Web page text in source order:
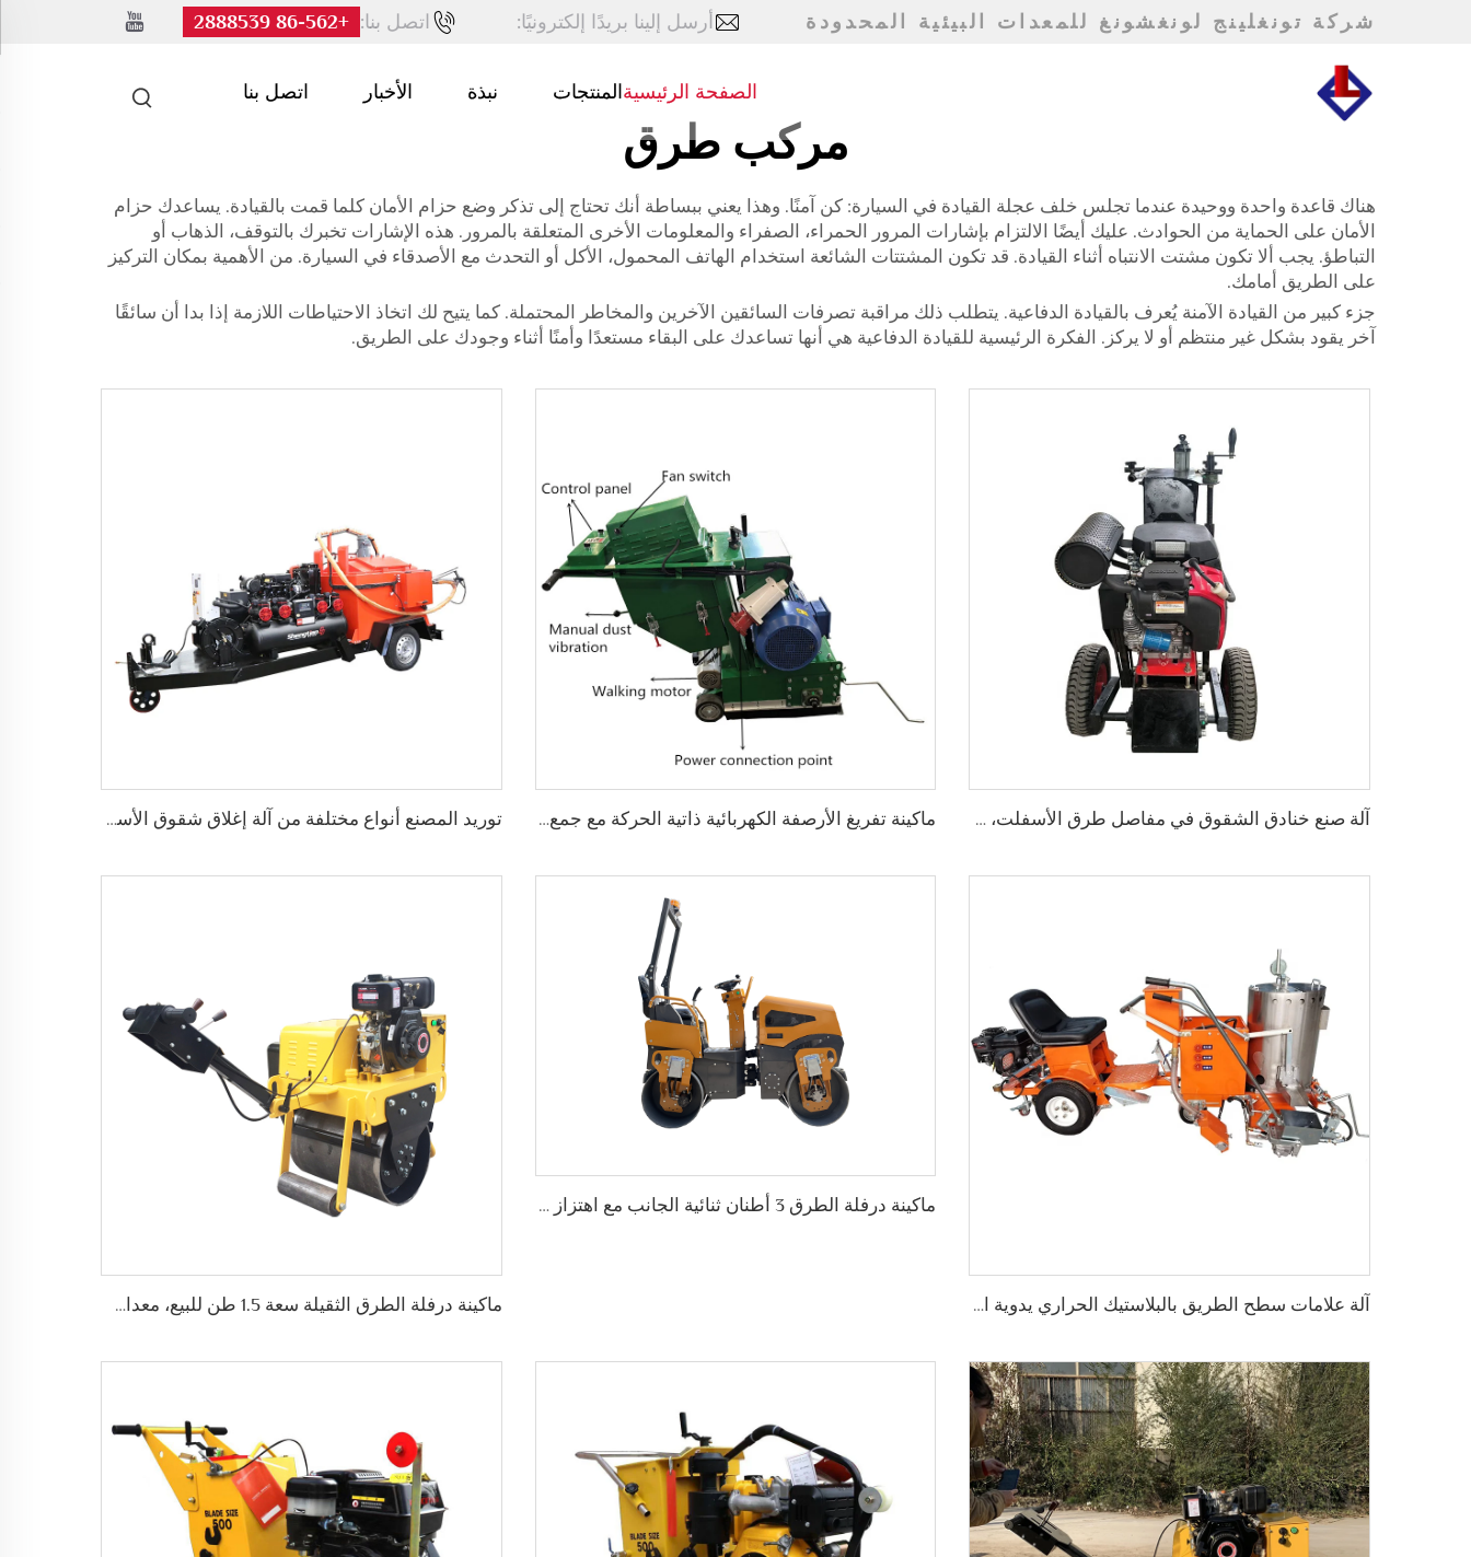
شركة تونغلينج لونغشونغ للمعدات البيئية المحدودة أرسل إلينا بريدًا إلكترونيًا: اتصل بنا: +86-562 2888539
الصفحة الرئيسية المنتجات نبذة الأخبار اتصل بنا
مركب طرق
هناك قاعدة واحدة ووحيدة عندما تجلس خلف عجلة القيادة في السيارة: كن آمنًا. وهذا يعني ببساطة أنك تحتاج إلى تذكر وضع حزام الأمان كلما قمت بالقيادة. يساعدك حزام
الأمان على الحماية من الحوادث. عليك أيضًا الالتزام بإشارات المرور الحمراء، الصفراء والمعلومات الأخرى المتعلقة بالمرور. هذه الإشارات تخبرك بالتوقف، الذهاب أو
التباطؤ. يجب ألا تكون مشتت الانتباه أثناء القيادة. قد تكون المشتتات الشائعة استخدام الهاتف المحمول، الأكل أو التحدث مع الأصدقاء في السيارة. من الأهمية بمكان التركيز
على الطريق أمامك.
جزء كبير من القيادة الآمنة يُعرف بالقيادة الدفاعية. يتطلب ذلك مراقبة تصرفات السائقين الآخرين والمخاطر المحتملة. كما يتيح لك اتخاذ الاحتياطات اللازمة إذا بدا أن سائقًا
آخر يقود بشكل غير منتظم أو لا يركز. الفكرة الرئيسية للقيادة الدفاعية هي أنها تساعدك على البقاء مستعدًا وأمنًا أثناء وجودك على الطريق.
آلة صنع خنادق الشقوق في مفاصل طرق الأسفلت، LS-200 ماكينة تفريغ الأرصفة الكهربائية ذاتية الحركة مع جمع الغبار توريد المصنع أنواع مختلفة من آلة إغلاق شقوق الأسفلت في إصلاح سطح الطريق، LS-500QY مع ضاغط هواء
آلة علامات سطح الطريق بالبلاستيك الحراري يدوية التشغيل لعلامات المرور بطرق مختلفة، LS-1360
ماكينة درفلة الطرق 3 أطنان ثنائية الجانب مع اهتزاز للأمام والخلف
ماكينة درفلة الطرق الثقيلة سعة 1.5 طن للبيع، معدات البناء الثقيلة ذات الوزن العالي